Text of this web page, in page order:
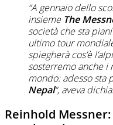
“A gennaio dello
insieme The
società che sta
ultimo tour
spiegherà cos’è
sosterremo anche i
mondo: adesso sta
Nepal“, aveva
Reinhold